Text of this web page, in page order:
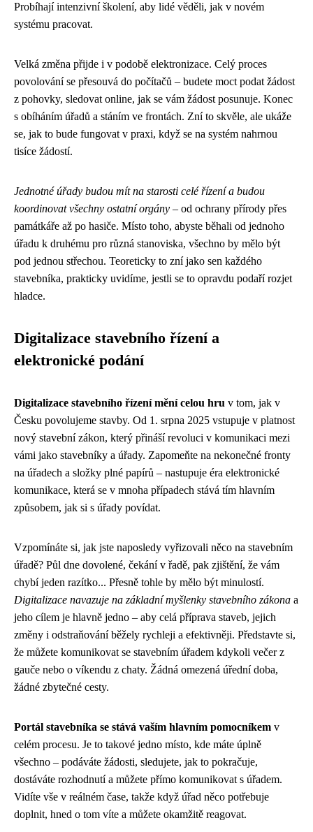
Probíhají intenzivní školení, aby lidé věděli, jak v novém
systému pracovat.
Velká změna přijde i v podobě elektronizace. Celý proces
povolování se přesouvá do počítačů – budete moct podat žádost
z pohovky, sledovat online, jak se vám žádost posunuje. Konec
s obíháním úřadů a stáním ve frontách. Zní to skvěle, ale ukáže
se, jak to bude fungovat v praxi, když se na systém nahrnou
tisíce žádostí.
Jednotné úřady budou mít na starosti celé řízení a budou
koordinovat všechny ostatní orgány – od ochrany přírody přes
památkáře až po hasiče. Místo toho, abyste běhali od jednoho
úřadu k druhému pro různá stanoviska, všechno by mělo být
pod jednou střechou. Teoreticky to zní jako sen každého
stavebníka, prakticky uvidíme, jestli se to opravdu podaří rozjet
hladce.
Digitalizace stavebního řízení a
elektronické podání
Digitalizace stavebního řízení mění celou hru v tom, jak v
Česku povolujeme stavby. Od 1. srpna 2025 vstupuje v platnost
nový stavební zákon, který přináší revoluci v komunikaci mezi
vámi jako stavebníky a úřady. Zapomeňte na nekonečné fronty
na úřadech a složky plné papírů – nastupuje éra elektronické
komunikace, která se v mnoha případech stává tím hlavním
způsobem, jak si s úřady povídat.
Vzpomínáte si, jak jste naposledy vyřizovali něco na stavebním
úřadě? Půl dne dovolené, čekání v řadě, pak zjištění, že vám
chybí jeden razítko... Přesně tohle by mělo být minulostí.
Digitalizace navazuje na základní myšlenky stavebního zákona a
jeho cílem je hlavně jedno – aby celá příprava staveb, jejich
změny i odstraňování běžely rychleji a efektivněji. Představte si,
že můžete komunikovat se stavebním úřadem kdykoli večer z
gauče nebo o víkendu z chaty. Žádná omezená úřední doba,
žádné zbytečné cesty.
Portál stavebníka se stává vaším hlavním pomocníkem v
celém procesu. Je to takové jedno místo, kde máte úplně
všechno – podáváte žádosti, sledujete, jak to pokračuje,
dostáváte rozhodnutí a můžete přímo komunikovat s úřadem.
Vidíte vše v reálném čase, takže když úřad něco potřebuje
doplnit, hned o tom víte a můžete okamžitě reagovat.